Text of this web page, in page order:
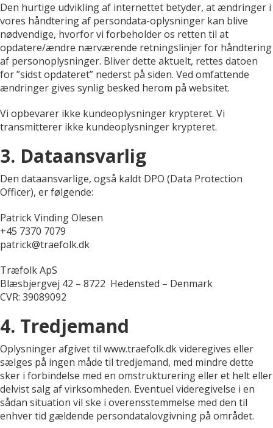
Den hurtige udvikling af internettet betyder, at ændringer i
vores håndtering af persondata-oplysninger kan blive
nødvendige, hvorfor vi forbeholder os retten til at
opdatere/ændre nærværende retningslinjer for håndtering
af personoplysninger. Bliver dette aktuelt, rettes datoen
for ”sidst opdateret” nederst på siden. Ved omfattende
ændringer gives synlig besked herom på websitet.
Vi opbevarer ikke kundeoplysninger krypteret. Vi
transmitterer ikke kundeoplysninger krypteret.
3. Dataansvarlig
Den dataansvarlige, også kaldt DPO (Data Protection
Officer), er følgende:
Patrick Vinding Olesen
+45 7370 7079
patrick@traefolk.dk
Træfolk ApS
Blæsbjergvej 42 – 8722 Hedensted – Denmark
CVR: 39089092
4. Tredjemand
Oplysninger afgivet til www.traefolk.dk videregives eller
sælges på ingen måde til tredjemand, med mindre dette
sker i forbindelse med en omstrukturering eller et helt eller
delvist salg af virksomheden. Eventuel videregivelse i en
sådan situation vil ske i overensstemmelse med den til
enhver tid gældende persondatalovgivning på området.